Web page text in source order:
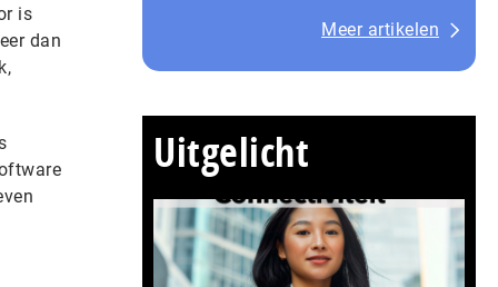
is
dan
Meer artikelen
Uitgelicht